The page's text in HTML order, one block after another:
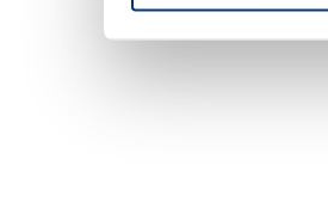
digitali).